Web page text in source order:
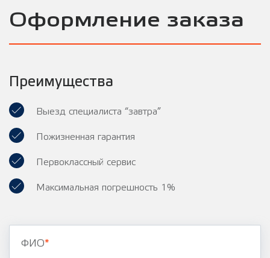
Оформление заказа
Преимущества
Выезд специалиста “завтра”
Пожизненная гарантия
Первоклассный сервис
Максимальная погрешность 1%
ФИО*